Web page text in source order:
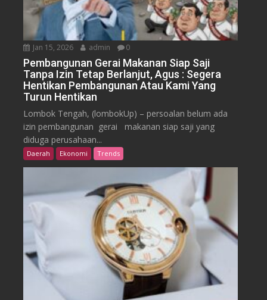
Jan 15, 2026 admin 0
Pembangunan Gerai Makanan Siap Saji
Tanpa Izin Tetap Berlanjut, Agus : Segera
Hentikan Pembangunan Atau Kami Yang
Turun Hentikan
Lombok Tengah, (lombokUp) – persoalan belum ada
izin pembangunan gerai makanan siap saji yang
diduga perusahaan...
Daerah Ekonomi Trends